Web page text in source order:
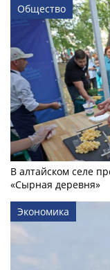
Общество
В алтайском селе
«Сырная деревня»
Экономика